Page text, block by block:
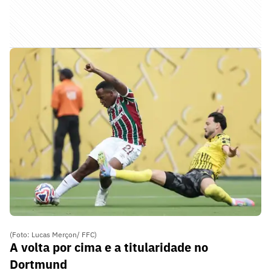
(Foto: Lucas Merçon/ FFC)
A volta por cima e a titularidade no
Dortmund